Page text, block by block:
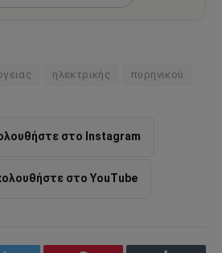
ηλεκτρικής πυρηνικού
στο Instagram
στο YouTube